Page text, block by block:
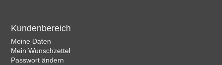
Kundenbereich
Meine Daten
Mein Wunschzettel
Passwort ändern